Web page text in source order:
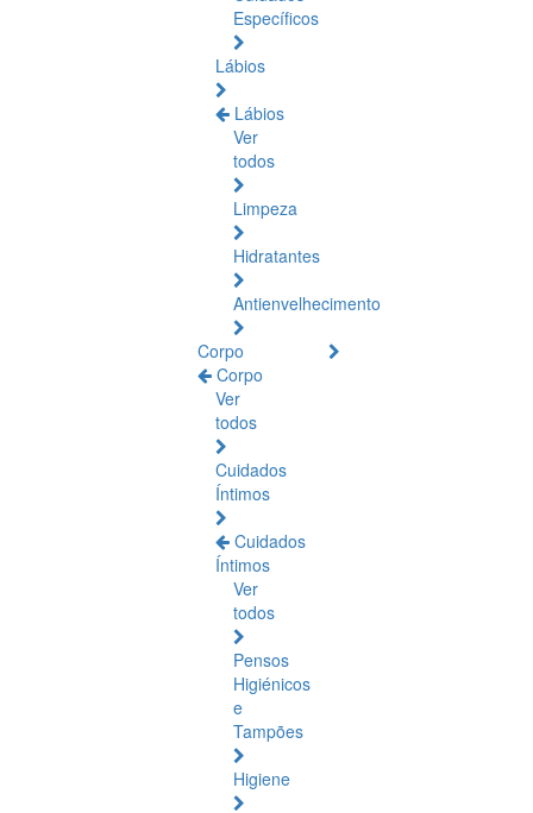
Específicos
Lábios
Lábios
Ver
todos
Limpeza
Hidratantes
Antienvelhecimento
Corpo
Corpo
Ver
todos
Cuidados
Íntimos
Cuidados
Íntimos
Ver
todos
Pensos
Higiénicos
e
Tampões
Higiene